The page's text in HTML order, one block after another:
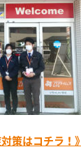
策はコチラ！》